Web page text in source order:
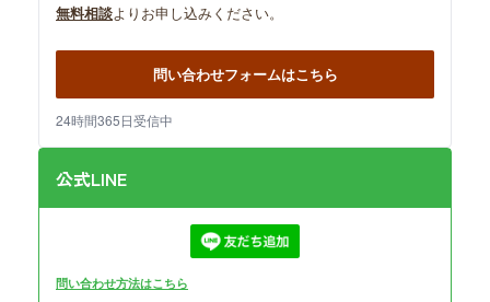
無料相談よりお申し込みください。
問い合わせフォームはこちら
24時間365日受信中
公式LINE
問い合わせ方法はこちら